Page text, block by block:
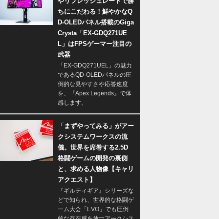
ちにこだわる！鮮やかなQ
D-OLEDパネル搭載のGiga
Crysta「EX-GDQ271UE
L」はFPSゲーマー注目の
武器
「EX-GDQ271UEL」の魅力
であるQD-OLEDパネルの圧
倒的な見やすさや応答速度
を、『Apex Legends』で体
感します。
「まずやってみる」がアー
クシステムワークスの流
儀。世界を席巻する2.5D
格闘ゲームの開発の裏側
と、求める人物像【キャリ
アクエスト】
『ギルティギア』シリーズな
どで知られ、世界的な格闘ゲ
ーム大会「EVO」でも圧倒